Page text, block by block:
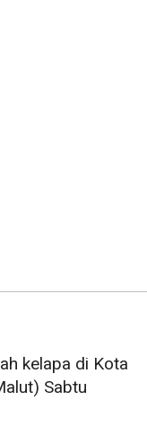
kelapa di Kota
Sabtu